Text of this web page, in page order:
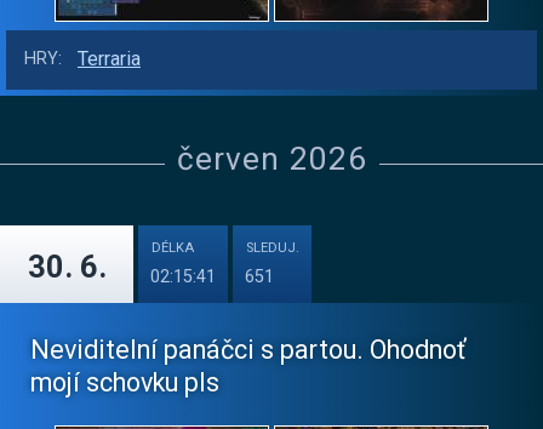
HRY: Terraria
červen 2026
30. 6.
DÉLKA
02:15:41
SLEDUJ.
651
Neviditelní panáčci s partou. Ohodnoť
mojí schovku pls